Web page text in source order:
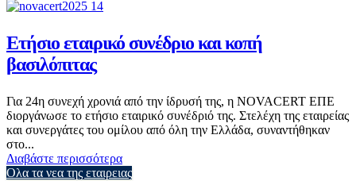
Ετήσιο εταιρικό συνέδριο και κοπή
βασιλόπιτας
Για 24η συνεχή χρονιά από την ίδρυσή της, η NOVACERT ΕΠΕ
διοργάνωσε το ετήσιο εταιρικό συνέδριό της. Στελέχη της εταιρείας
και συνεργάτες του ομίλου από όλη την Ελλάδα, συναντήθηκαν
στο...
Διαβάστε περισσότερα
Ολα τα νεα της εταιρειας